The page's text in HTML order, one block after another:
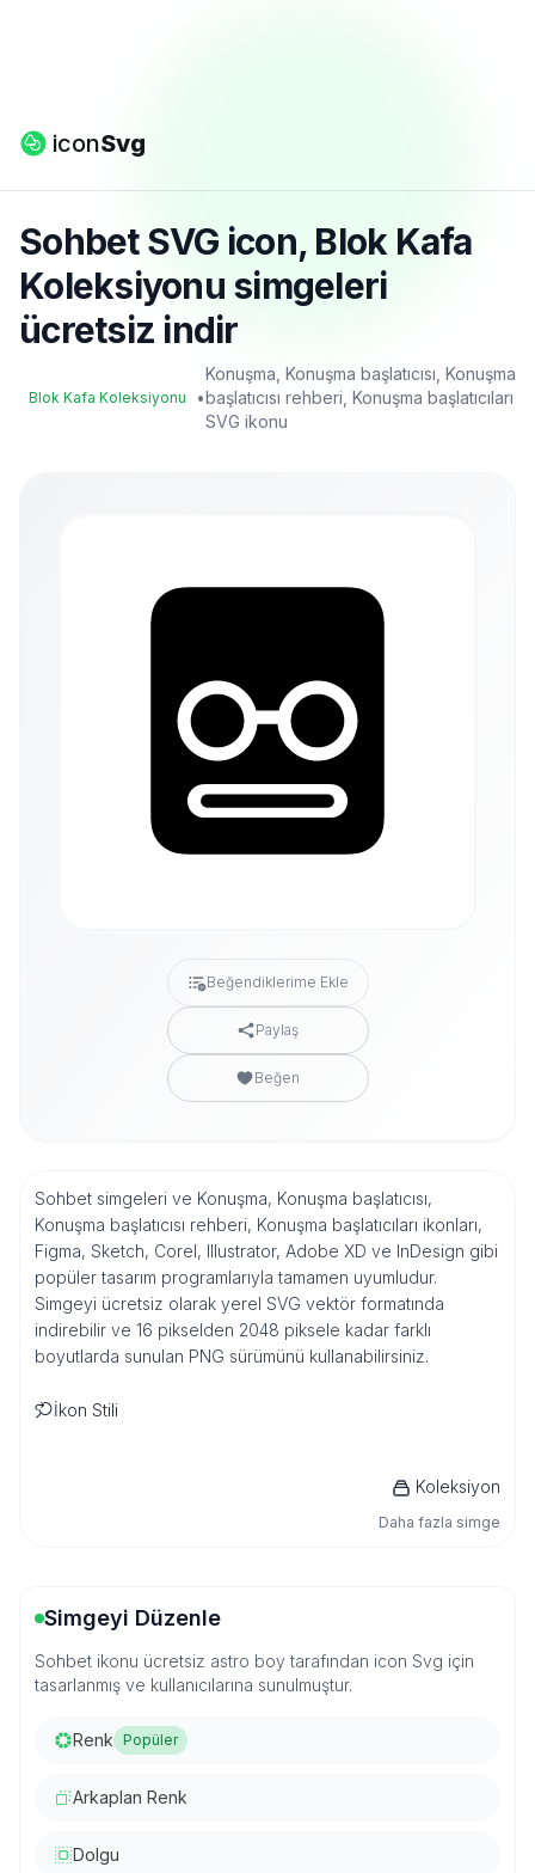
iconSvg
Sohbet SVG icon, Blok Kafa
Koleksiyonu simgeleri
ücretsiz indir
Blok Kafa Koleksiyonu •
Konuşma, Konuşma başlatıcısı, Konuşma
başlatıcısı rehberi, Konuşma başlatıcıları
SVG ikonu
Beğendiklerime Ekle
Paylaş
Beğen
Sohbet simgeleri ve Konuşma, Konuşma başlatıcısı,
Konuşma başlatıcısı rehberi, Konuşma başlatıcıları ikonları,
Figma, Sketch, Corel, Illustrator, Adobe XD ve InDesign gibi
popüler tasarım programlarıyla tamamen uyumludur.
Simgeyi ücretsiz olarak yerel SVG vektör formatında
indirebilir ve 16 pikselden 2048 piksele kadar farklı
boyutlarda sunulan PNG sürümünü kullanabilirsiniz.
İkon Stili
Koleksiyon
Daha fazla simge
Simgeyi Düzenle
Sohbet ikonu ücretsiz astro boy tarafından icon Svg için
tasarlanmış ve kullanıcılarına sunulmuştur.
Renk Popüler
Arkaplan Renk
Dolgu